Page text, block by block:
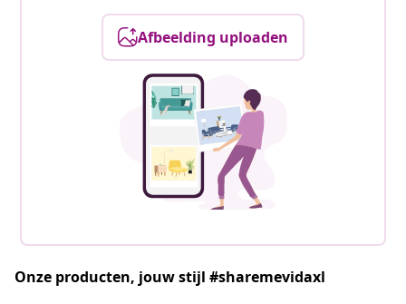
Afbeelding uploaden
Onze producten, jouw stijl #sharemevidaxl